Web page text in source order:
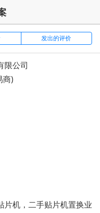
发出的评价
限公司
商)
片机，二手贴片机置换业